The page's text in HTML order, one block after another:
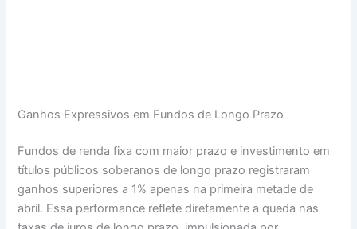
Ganhos Expressivos em Fundos de Longo Prazo
Fundos de renda fixa com maior prazo e investimento em
títulos públicos soberanos de longo prazo registraram
ganhos superiores a 1% apenas na primeira metade de
abril. Essa performance reflete diretamente a queda nas